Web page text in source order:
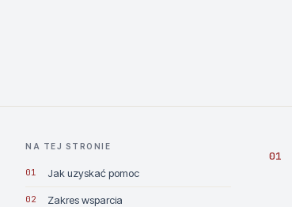
NA TEJ STRONIE
01 Jak uzyskać pomoc
02 Zakres wsparcia
01